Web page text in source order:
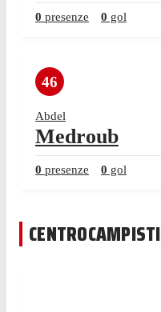
0 presenze 0 gol
46
Abdel
Medroub
0 presenze 0 gol
CENTROCAMPISTI